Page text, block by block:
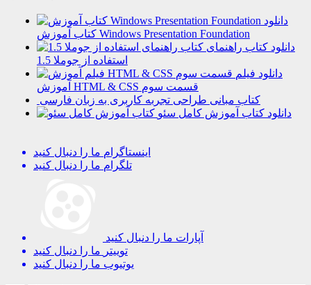
دانلود
کتاب آموزش Windows Presentation Foundation
دانلود کتاب راهنمای
استفاده از جوملا 1.5
دانلود فیلم
آموزش HTML & CSS قسمت سوم
کتاب مبانی طراحی تجربه کاربری به زبان فارسی
دانلود کتاب آموزش کامل سئو
اینستاگرام ما را دنبال کنید
تلگرام ما را دنبال کنید
آپارات ما را دنبال کنید
توییتر ما را دنبال کنید
یوتیوب ما را دنبال کنید